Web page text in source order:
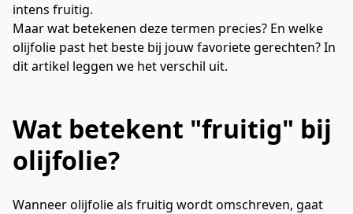
intens fruitig.
Maar wat betekenen deze termen precies? En welke
olijfolie past het beste bij jouw favoriete gerechten? In
dit artikel leggen we het verschil uit.
Wat betekent "fruitig" bij
olijfolie?
Wanneer olijfolie als fruitig wordt omschreven, gaat